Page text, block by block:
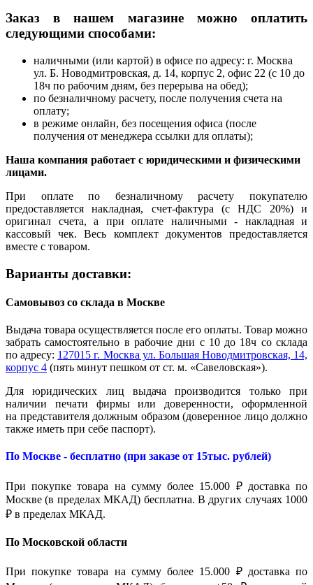
Заказ в нашем магазине можно оплатить
следующими способами:
наличными (или картой) в офисе по адресу: г. Москва
ул. Б. Новодмитровская, д. 14, корпус 2, офис 22 (с 10 до
18ч по рабочим дням, без перерыва на обед);
по безналичному расчету, после получения счета на
оплату;
в режиме онлайн, без посещения офиса (после
получения от менеджера ссылки для оплаты);
Наша компания работает с юридическими и физическими
лицами.
При оплате по безналичному расчету покупателю
предоставляется накладная, счет-фактура (с НДС 20%) и
оригинал счета, а при оплате наличными - накладная и
кассовый чек. Весь комплект документов предоставляется
вместе с товаром.
Варианты доставки:
Самовывоз со склада в Москве
Выдача товара осуществляется после его оплаты. Товар можно
забрать самостоятельно в рабочие дни с 10 до 18ч со склада
по адресу: 127015 г. Москва ул. Большая Новодмитровская, 14,
корпус 4 (пять минут пешком от ст. м. «Савеловская»).
Для юридических лиц выдача производится только при
наличии печати фирмы или доверенности, оформленной
на представителя должным образом (доверенное лицо должно
также иметь при себе паспорт).
По Москве - бесплатно (при заказе от 15тыс. рублей)
При покупке товара на сумму более 15.000 ₽ доставка по
Москве (в пределах МКАД) бесплатна. В других случаях 1000
₽ в пределах МКАД.
По Московской области
При покупке товара на сумму более 15.000 ₽ доставка по